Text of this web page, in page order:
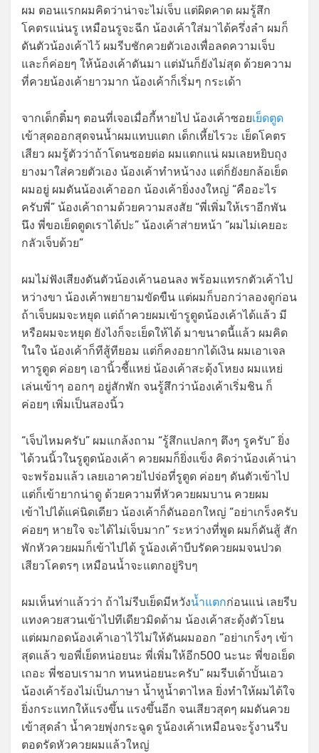
ผม ตอนแรกผมคิดว่าน่าจะไม่เจ็บ แต่ผิดคาด ผมรู้สึก
โคตรแน่นรู เหมือนรูจะฉีก น้องเค้าใส่มาได้ครึ่งลำ ผมก็
ดันตัวน้องเค้าไว้ ผมรีบชักควยตัวเองเพื่อลดความเจ็บ
และก็ค่อยๆ ให้น้องเค้าดันมา แต่มันก็ยังไม่สุด ด้วยความ
ที่ควยน้องเค้ายาวมาก น้องเค้าก็เริ่มๆ กระเด้า
จากเด็กติ๋มๆ ตอนที่เจอเมื่อกี้หายไป น้องเค้าซอยเย็ดตูด
เข้าสุดออกสุดจนน้ำผมแทบแตก เด็กเหี้ยไรวะ เย็ดโคตร
เสียว ผมรู้ตัวว่าถ้าโดนซอยต่อ ผมแตกแน่ ผมเลยหยิบถุง
ยางมาใส่ควยตัวเอง น้องเค้าทำหน้างง แต่ก็ยังยกล้อเย็ด
ผมอยู่ ผมดันน้องเค้าออก น้องเค้ายิ่งงงใหญ่ “คืออะไร
ครับพี่” น้องเค้าถามด้วยความสงสัย “พี่เพิ่มให้เราอีกพัน
นึง พี่ขอเย็ดตูดเราได้ปะ” น้องเค้าส่ายหน้า “ผมไม่เคยอะ
กลัวเจ็บด้วย”
ผมไม่ฟังเสียงดันตัวน้องเค้านอนลง พร้อมแทรกตัวเค้าไป
หว่างขา น้องเค้าพยายามขัดขืน แต่ผมก็บอกว่าลองดูก่อน
ถ้าเจ็บผมจะหยุด แต่ถ้าควยผมเข้ารูตูดน้องเค้าได้แล้ว มี
หรือผมจะหยุด ยังไงก็จะเย็ดให้ได้ มาขนาดนี้แล้ว ผมคิด
ในใจ น้องเค้าก็ทีสู้ทียอม แต่ก็คงอยากได้เงิน ผมเอาเจล
ทารูตูด ค่อยๆ เอานิ้วชี้แหย่ น้องเค้าสะดุ้งโหยง ผมแหย่
เล่นเข้าๆ ออกๆ อยู่สักพัก จนรู้สึกว่าน้องเค้าเริ่มชิน ก็
ค่อยๆ เพิ่มเป็นสองนิ้ว
“เจ็บไหมครับ” ผมแกล้งถาม “รู้สึกแปลกๆ ตึงๆ รูครับ” ยิ่ง
ได้วนนิ้วในรูตูดน้องเค้า ควยผมก็ยิ่งแข็ง คิดว่าน้องเค้าน่า
จะพร้อมแล้ว เลยเอาควยไปจ่อที่รูตูด ค่อยๆ ดันตัวเข้าไป
แต่ก็เข้ายากน่าดู ด้วยความที่หัวควยผมบาน ควยผม
เข้าไปได้แค่นิดเดียว น้องเค้าก็ดันออกใหญ่ “อย่าเกร็งครับ
ค่อยๆ หายใจ จะได้ไม่เจ็บมาก” ระหว่างที่พูด ผมก็ดันสู้ สัก
พักหัวควยผมก็เข้าไปได้ รูน้องเค้าบีบรัดควยผมจนปวด
เสียวโคตรๆ เหมือนน้ำจะแตกอยู่ริบๆ
ผมเห็นท่าแล้วว่า ถ้าไม่รีบเย็ดมีหวังน้ำแตกก่อนแน่ เลยรีบ
แทงควยสวนเข้าไปทีเดียวมิดด้าม น้องเค้าสะดุ้งตัวโยน
แต่ผมกอดน้องเค้าเอาไว้ไม่ให้ดันผมออก “อย่าเกร็งๆ เข้า
สุดแล้ว ขอพี่เย็ดหน่อยนะ พี่เพิ่มให้อีก500 นะนะ พี่ขอเย็ด
เถอะ พี่ชอบเรามาก ทนหน่อยนะครับ” ผมรีบเด้าบั้นเอว
น้องเค้าร้องไม่เป็นภาษา น้ำหูน้ำตาไหล ยิ่งทำให้ผมได้ใจ
ยิ่งกระแทกให้แรงขึ้น แรงขึ้นอีก จนเสียวสุดๆ ผมดันควย
เข้าสุดลำ น้ำควยพุ่งกระฉูด รูน้องเค้าเหมือนจะรู้งานรีบ
ตอดรัดหัวควยผมแล้วใหญ่